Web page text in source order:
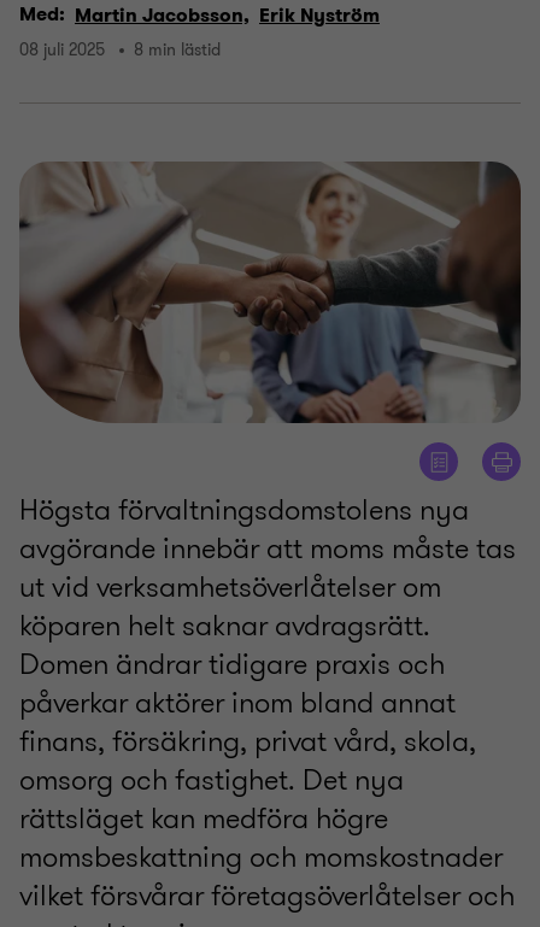
Med: Martin Jacobsson, Erik Nyström
08 juli 2025 8 min lästid
Högsta förvaltningsdomstolens nya
avgörande innebär att moms måste tas
ut vid verksamhetsöverlåtelser om
köparen helt saknar avdragsrätt.
Domen ändrar tidigare praxis och
påverkar aktörer inom bland annat
finans, försäkring, privat vård, skola,
omsorg och fastighet. Det nya
rättsläget kan medföra högre
momsbeskattning och momskostnader
vilket försvårar företagsöverlåtelser och